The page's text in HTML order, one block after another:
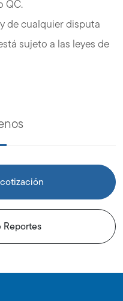
QC.
de cualquier disputa
sujeto a las leyes de
Reportes